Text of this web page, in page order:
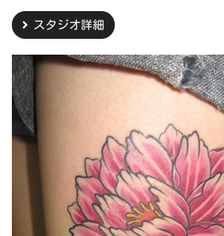
スタジオ詳細